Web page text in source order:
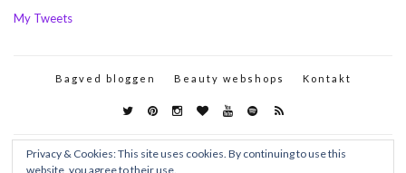
My Tweets
Bagved bloggen Beauty webshops Kontakt
Privacy & Cookies: This site uses cookies. By continuing to use this
website, you agree to their use.